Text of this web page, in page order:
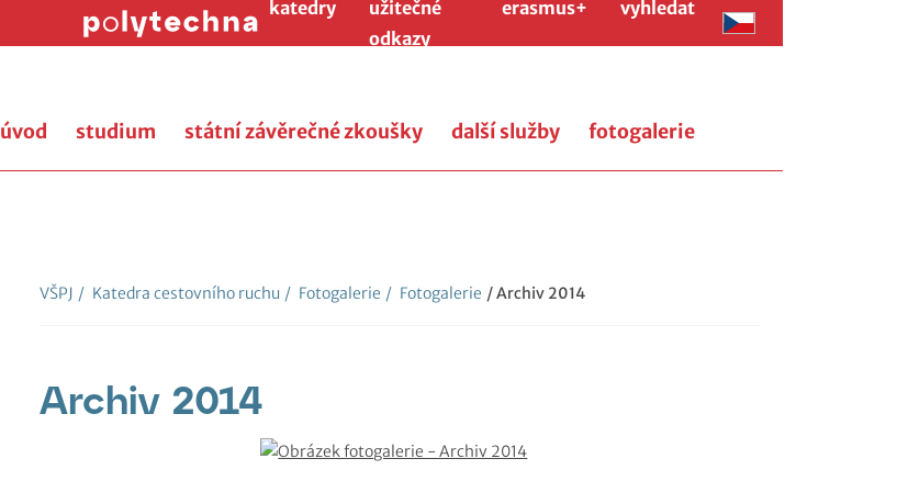
katedry
užitečné
odkazy
erasmus+ vyhledat
úvod studium státní závěrečné zkoušky další služby fotogalerie
VŠPJ / Katedra cestovního ruchu / Fotogalerie / Fotogalerie / Archiv 2014
Archiv 2014